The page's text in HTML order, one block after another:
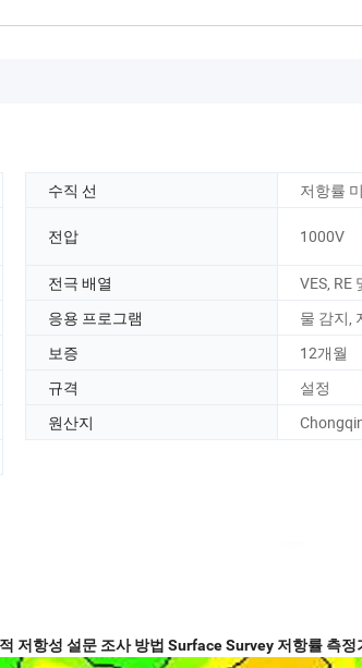
수직 선 저항률
전압 1000V
전극 배열
VES, RE
응용 프로그램
물 감지,
보증
12개월
규격
설정
원산지
저항성 설문 조사 방법 Surface Survey 저항률 측정